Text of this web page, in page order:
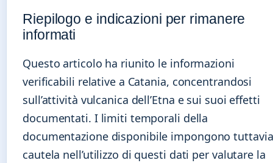
Riepilogo e indicazioni per rimanere
informati
Questo articolo ha riunito le informazioni
verificabili relative a Catania, concentrandosi
sull’attività vulcanica dell’Etna e sui suoi effetti
documentati. I limiti temporali della
documentazione disponibile impongono tuttavia
cautela nell’utilizzo di questi dati per valutare la